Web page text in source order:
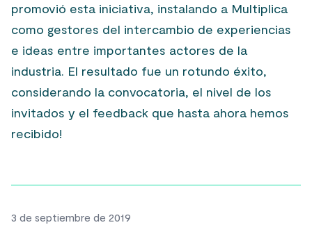
promovió esta iniciativa, instalando a Multiplica
como gestores del intercambio de experiencias
e ideas entre importantes actores de la
industria. El resultado fue un rotundo éxito,
considerando la convocatoria, el nivel de los
invitados y el feedback que hasta ahora hemos
recibido!
3 de septiembre de 2019